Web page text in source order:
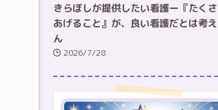
きらぼしが提供したい看護ー『たく
あげること』が、良い看護だとは考
ん
2026/7/28